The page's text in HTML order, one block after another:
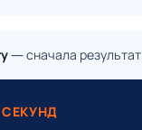
— сначала результат
СЕКУНД